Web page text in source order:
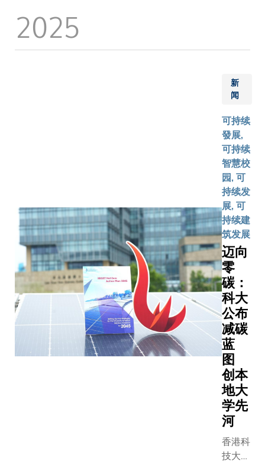
署对此表
协议正式
实，双方
建立的低
宇改造合
架得以付
行，此举
着该绿色
项目取得
进展。该
合约由科
施耐德电
威立雅共
署，正式
科大校园
基商学大
绿色改造
程。此项
基于开创
能源效益
（ Energy
Contract
简称EPC
模式，由
前期投资
於15年合
2025
新
闻
可持续
發展,
可持续
智慧校
园, 可
持续发
展, 可
持续建
筑发展
迈向
零
碳：
科大
公布
减碳
蓝
图
创本
地大
学先
河
香港科
技大学